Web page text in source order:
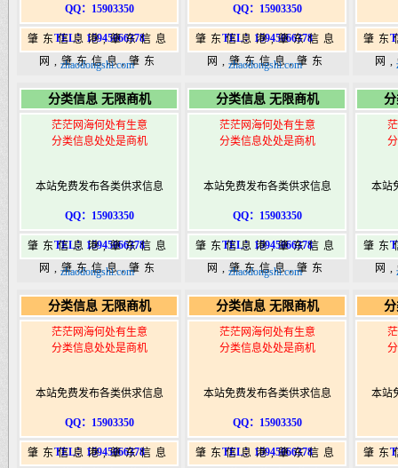
QQ：15903350
TEL：15945066378
肇东信息港,肇东信息
网,肇东信息,肇东
港|www.zhaodongshi.com
zhaodongshi.com
QQ：15903350
TEL：15945066378
肇东信息港,肇东信息
网,肇东信息,肇东
港|www.zhaodongshi.com
zhaodongshi.com
肇东
网
港
分类信息 无限商机
茫茫网海何处有生意
分类信息处处是商机
本站免费发布各类供求信息
QQ：15903350
TEL：15945066378
肇东信息港,肇东信息
网,肇东信息,肇东
港|www.zhaodongshi.com
zhaodongshi.com
分类信息 无限商机
茫茫网海何处有生意
分类信息处处是商机
本站免费发布各类供求信息
QQ：15903350
TEL：15945066378
肇东信息港,肇东信息
网,肇东信息,肇东
港|www.zhaodongshi.com
zhaodongshi.com
本站
肇东
网
港
分类信息 无限商机
茫茫网海何处有生意
分类信息处处是商机
本站免费发布各类供求信息
QQ：15903350
TEL：15945066378
肇东信息港,肇东信息
分类信息 无限商机
茫茫网海何处有生意
分类信息处处是商机
本站免费发布各类供求信息
QQ：15903350
TEL：15945066378
肇东信息港,肇东信息
本站
肇东